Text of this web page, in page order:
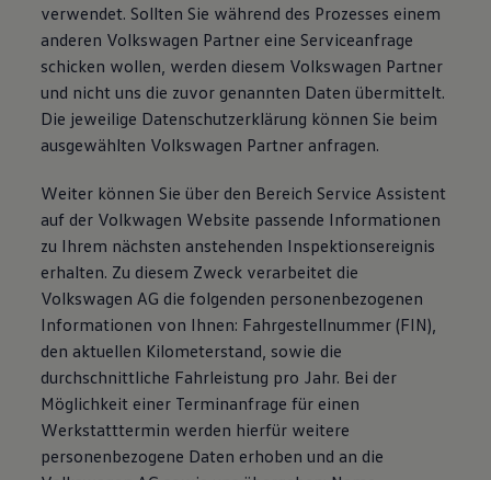
verwendet. Sollten Sie während des Prozesses einem
anderen Volkswagen Partner eine Serviceanfrage
schicken wollen, werden diesem Volkswagen Partner
und nicht uns die zuvor genannten Daten übermittelt.
Die jeweilige Datenschutzerklärung können Sie beim
ausgewählten Volkswagen Partner anfragen.
Weiter können Sie über den Bereich Service Assistent
auf der Volkwagen Website passende Informationen
zu Ihrem nächsten anstehenden Inspektionsereignis
erhalten. Zu diesem Zweck verarbeitet die
Volkswagen AG die folgenden personenbezogenen
Informationen von Ihnen: Fahrgestellnummer (FIN),
den aktuellen Kilometerstand, sowie die
durchschnittliche Fahrleistung pro Jahr. Bei der
Möglichkeit einer Terminanfrage für einen
Werkstatttermin werden hierfür weitere
personenbezogene Daten erhoben und an die